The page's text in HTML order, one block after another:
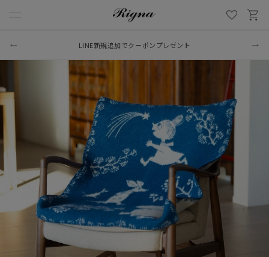
LINE新規追加でクーポンプレゼント
8/31まで 2万円以上ご購入で送料無料
（OUTLET・SALE品ほか一部商品除く）